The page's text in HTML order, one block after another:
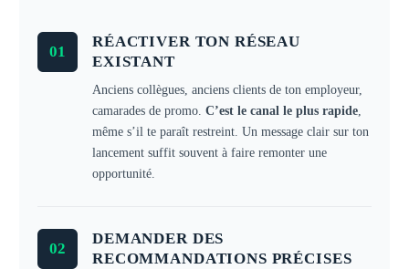
01
RÉACTIVER TON RÉSEAU
EXISTANT
Anciens collègues, anciens clients de ton employeur,
camarades de promo. C’est le canal le plus rapide,
même s’il te paraît restreint. Un message clair sur ton
lancement suffit souvent à faire remonter une
opportunité.
02
DEMANDER DES
RECOMMANDATIONS PRÉCISES